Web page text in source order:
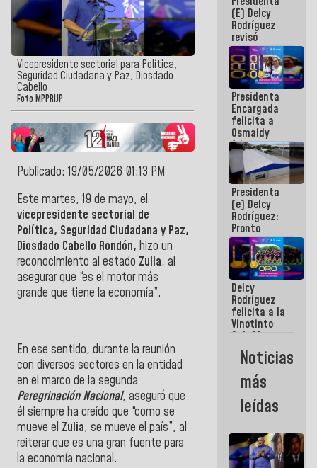
Vicepresidente sectorial para Política,
Seguridad Ciudadana y Paz, Diosdado
Cabello
Foto MPPRIJP
Publicado: 19/05/2026 01:13 PM
Este martes, 19 de mayo, el
vicepresidente sectorial de
Política, Seguridad Ciudadana y Paz,
Diosdado Cabello Rondón, hizo un
reconocimiento al estado Zulia, al
asegurar que “es el motor más
grande que tiene la economía”.
En ese sentido, durante la reunión
con diversos sectores en la entidad
en el marco de la segunda
Peregrinación Nacional, aseguró que
él siempre ha creído que “como se
mueve el Zulia, se mueve el país”, al
reiterar que es una gran fuente para
la economía nacional.
y del Caribe
2026
(E) Delcy
Rodríguez
revisó
agenda
económica y
ejecución de
fondos de
emergencia
post-sismos
Presidenta
Encargada
felicita a
Osmaidy
Arias y
Giraly
Marcano por
hacer
historia en
los
Centroamericanos
Presidenta
(e) Delcy
Rodríguez:
Pronto
restableceremos
las
operaciones
en el
Aeropuerto
Internacional
de
Maiquetía
Delcy
Rodríguez
felicita a la
Vinotinto
Sub 20
campeona
frente
México Sub
23 en los
Centroamericanos
Noticias
más
leídas